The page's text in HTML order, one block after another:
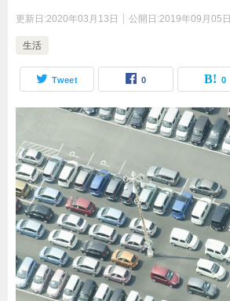
更新日:2020年03月13日 公開日:2019年09月05日
生活
Tweet 0 0